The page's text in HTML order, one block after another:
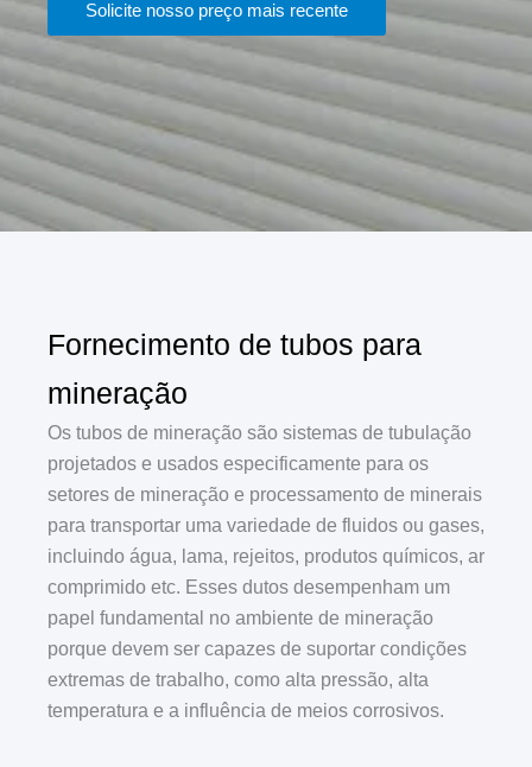
Solicite nosso preço mais recente
Fornecimento de tubos para
mineração
Os tubos de mineração são sistemas de tubulação
projetados e usados especificamente para os
setores de mineração e processamento de minerais
para transportar uma variedade de fluidos ou gases,
incluindo água, lama, rejeitos, produtos químicos, ar
comprimido etc. Esses dutos desempenham um
papel fundamental no ambiente de mineração
porque devem ser capazes de suportar condições
extremas de trabalho, como alta pressão, alta
temperatura e a influência de meios corrosivos.